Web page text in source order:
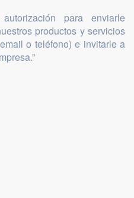
para enviarle
productos y servicios
o teléfono) e invitarle a